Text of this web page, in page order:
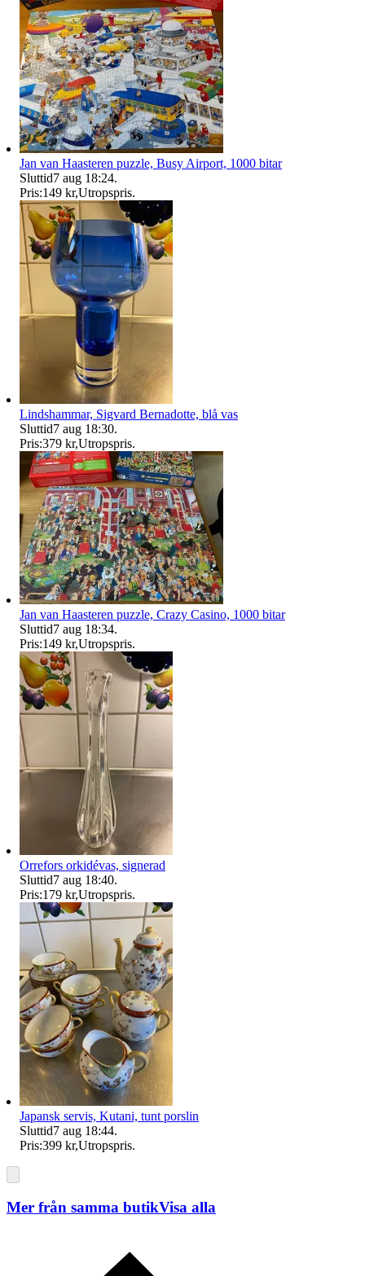
Jan van Haasteren puzzle, Busy Airport, 1000 bitar
Sluttid7 aug 18:24.
Pris:149 kr,Utropspris.
Lindshammar, Sigvard Bernadotte, blå vas
Sluttid7 aug 18:30.
Pris:379 kr,Utropspris.
Jan van Haasteren puzzle, Crazy Casino, 1000 bitar
Sluttid7 aug 18:34.
Pris:149 kr,Utropspris.
Orrefors orkidévas, signerad
Sluttid7 aug 18:40.
Pris:179 kr,Utropspris.
Japansk servis, Kutani, tunt porslin
Sluttid7 aug 18:44.
Pris:399 kr,Utropspris.
Mer från samma butikVisa alla